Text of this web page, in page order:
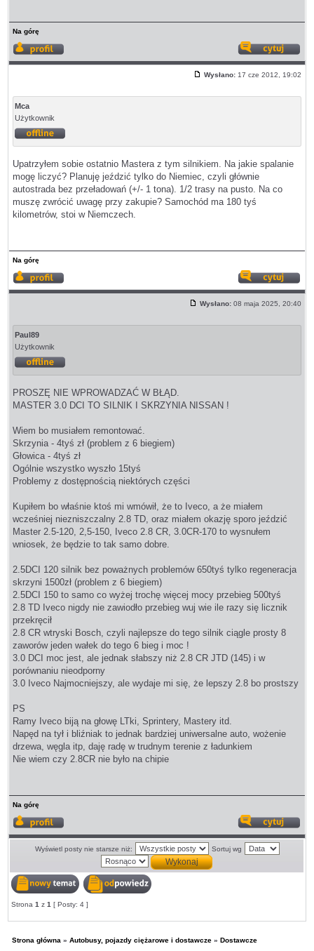
Na górę
profil
z
Wysłano:17 cze 2012, 19:02
Mca
Użytkownik
Upatrzyłem sobie ostatnio Mastera z tym silnikiem. Na jakie spalanie
mogę liczyć? Planuję jeździć tylko do Niemiec, czyli głównie
autostrada bez przeładowań (+/- 1 tona). 1/2 trasy na pusto. Na co
muszę zwrócić uwagę przy zakupie? Samochód ma 180 tyś
kilometrów, stoi w Niemczech.
Na górę
Wyświetl
profil
z
Wysłano:08 maja 2025, 20:40
Paul89
Użytkownik
PROSZĘ NIE WPROWADZAĆ W BŁĄD.
MASTER 3.0 DCI TO SILNIK I SKRZYNIA NISSAN !
Wiem bo musiałem remontować.
Skrzynia - 4tyś zł (problem z 6 biegiem)
Głowica - 4tyś zł
Ogólnie wszystko wyszło 15tyś
Problemy z dostępnością niektórych części
Kupiłem bo właśnie ktoś mi wmówił, że to Iveco, a że miałem
wcześniej niezniszczalny 2.8 TD, oraz miałem okazję sporo jeździć
Master 2.5-120, 2,5-150, Iveco 2.8 CR, 3.0CR-170 to wysnułem
wniosek, że będzie to tak samo dobre.
2.5DCI 120 silnik bez poważnych problemów 650tyś tylko regeneracja
skrzyni 1500zł (problem z 6 biegiem)
2.5DCI 150 to samo co wyżej trochę więcej mocy przebieg 500tyś
2.8 TD Iveco nigdy nie zawiodło przebieg wuj wie ile razy się licznik
przekręcił
2.8 CR wtryski Bosch, czyli najlepsze do tego silnik ciągle prosty 8
zaworów jeden wałek do tego 6 bieg i moc !
3.0 DCI moc jest, ale jednak słabszy niż 2.8 CR JTD (145) i w
porównaniu nieodporny
3.0 Iveco Najmocniejszy, ale wydaje mi się, że lepszy 2.8 bo prostszy
PS
Ramy Iveco biją na głowę LTki, Sprintery, Mastery itd.
Napęd na tył i bliźniak to jednak bardziej uniwersalne auto, wożenie
drzewa, węgla itp, daję radę w trudnym terenie z ładunkiem
Nie wiem czy 2.8CR nie było na chipie
Na górę
profil
z
Wyświetl posty nie starsze niż: Sortuj wg
temat
Strona1 z1 [ Posty: 4 ]
Strona główna »Autobusy, pojazdy ciężarowe i dostawcze »Dostawcze